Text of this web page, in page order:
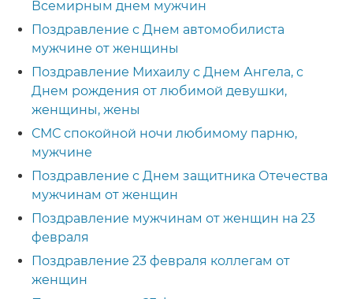
Всемирным днем мужчин
Поздравление с Днем автомобилиста
мужчине от женщины
Поздравление Михаилу с Днем Ангела, с
Днем рождения от любимой девушки,
женщины, жены
СМС спокойной ночи любимому парню,
мужчине
Поздравление с Днем защитника Отечества
мужчинам от женщин
Поздравление мужчинам от женщин на 23
февраля
Поздравление 23 февраля коллегам от
женщин